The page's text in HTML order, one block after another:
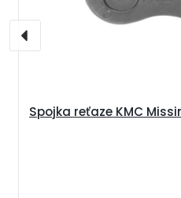
Spojka reťaze KMC